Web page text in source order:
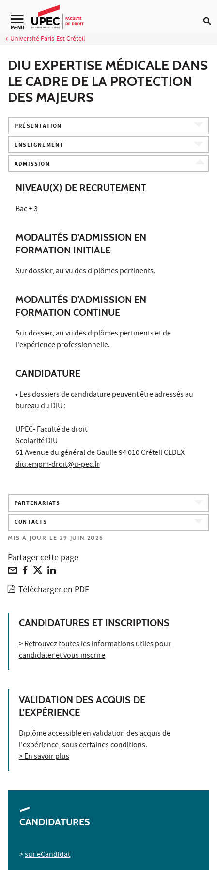
Aller au contenu
Navigation secondaire
MENU
Université Paris-Est Créteil
DIU EXPERTISE MÉDICALE DANS
LE CADRE DE LA PROTECTION
DES MAJEURS
PRÉSENTATION
ENSEIGNEMENT
ADMISSION
NIVEAU(X) DE RECRUTEMENT
Bac + 3
MODALITÉS D'ADMISSION EN
FORMATION INITIALE
Sur dossier, au vu des diplômes pertinents.
MODALITÉS D'ADMISSION EN
FORMATION CONTINUE
Sur dossier, au vu des diplômes pertinents et de
l'expérience professionnelle.
CANDIDATURE
• Les dossiers de candidature peuvent être adressés au
bureau du DIU :
UPEC- Faculté de droit
Scolarité DIU
61 Avenue du général de Gaulle 94 010 Créteil CEDEX
diu.empm-droit@u-pec.fr
PARTENARIATS
CONTACTS
MIS À JOUR LE 29 JUIN 2026
Partager cette page
Télécharger en PDF
CANDIDATURES ET INSCRIPTIONS
> Retrouvez toutes les informations utiles pour
candidater et vous inscrire
VALIDATION DES ACQUIS DE
L'EXPÉRIENCE
Diplôme accessible en validation des acquis de
l'expérience, sous certaines conditions.
> En savoir plus
CANDIDATURES
>sur eCandidat